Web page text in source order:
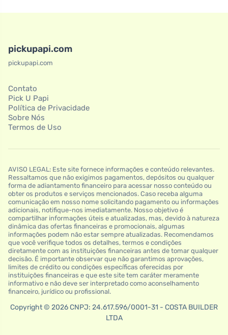
pickupapi.com
pickupapi.com
Contato
Pick U Papi
Política de Privacidade
Sobre Nós
Termos de Uso
AVISO LEGAL: Este site fornece informações e conteúdo relevantes.
Ressaltamos que não exigimos pagamentos, depósitos ou qualquer
forma de adiantamento financeiro para acessar nosso conteúdo ou
obter os produtos e serviços mencionados. Caso receba alguma
comunicação em nosso nome solicitando pagamento ou informações
adicionais, notifique-nos imediatamente. Nosso objetivo é
compartilhar informações úteis e atualizadas, mas, devido à natureza
dinâmica das ofertas financeiras e promocionais, algumas
informações podem não estar sempre atualizadas. Recomendamos
que você verifique todos os detalhes, termos e condições
diretamente com as instituições financeiras antes de tomar qualquer
decisão. É importante observar que não garantimos aprovações,
limites de crédito ou condições específicas oferecidas por
instituições financeiras e que este site tem caráter meramente
informativo e não deve ser interpretado como aconselhamento
financeiro, jurídico ou profissional.
Copyright © 2026 CNPJ: 24.617.596/0001-31 - COSTA BUILDER
LTDA